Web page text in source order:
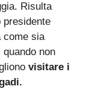
Risulta
presidente
come sia
non
visitare i